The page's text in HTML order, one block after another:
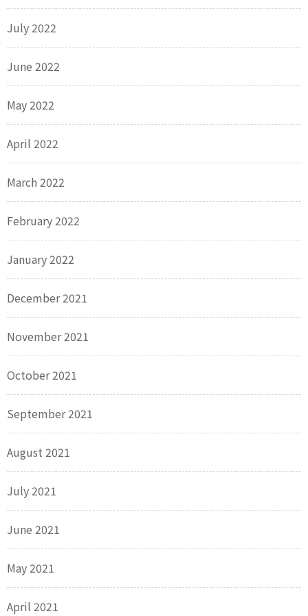
July 2022
June 2022
May 2022
April 2022
March 2022
February 2022
January 2022
December 2021
November 2021
October 2021
September 2021
August 2021
July 2021
June 2021
May 2021
April 2021